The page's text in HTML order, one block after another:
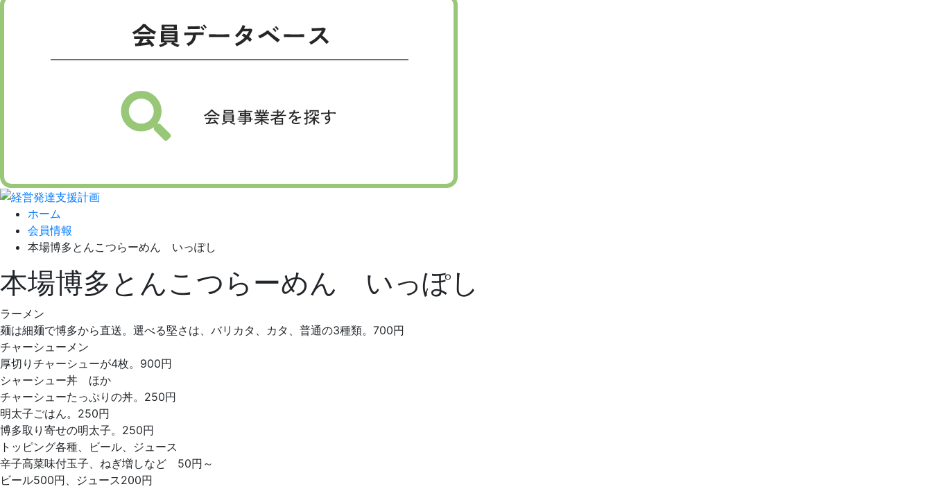
ホーム
会員情報
本場博多とんこつらーめん いっぽし
本場博多とんこつらーめん いっぽし
ラーメン
麺は細麺で博多から直送。選べる堅さは、バリカタ、カタ、普通の3種類。700円
チャーシューメン
厚切りチャーシューが4枚。900円
シャーシュー丼 ほか
チャーシューたっぷりの丼。250円
明太子ごはん。250円
博多取り寄せの明太子。250円
トッピング各種、ビール、ジュース
辛子高菜味付玉子、ねぎ増しなど 50円～
ビール500円、ジュース200円